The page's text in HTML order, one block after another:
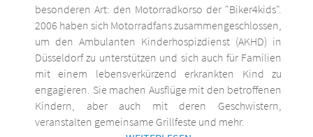
besonderen Art: den Motorradkorso der "Biker4kids".
2006 haben sich Motorradfans zusammengeschlossen,
um den Ambulanten Kinderhospizdienst (AKHD) in
Düsseldorf zu unterstützen und sich auch für Familien
mit einem lebensverkürzend erkrankten Kind zu
engagieren. Sie machen Ausflüge mit den betroffenen
Kindern, aber auch mit deren Geschwistern,
veranstalten gemeinsame Grillfeste und mehr.